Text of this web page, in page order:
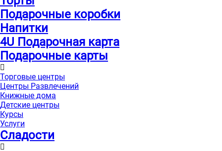
Подарочные коробки
Напитки
4U Подарочная карта
Подарочные карты
Торговые центры
Центры Развлечений
Книжные дома
Детские центры
Курсы
Услуги
Сладости